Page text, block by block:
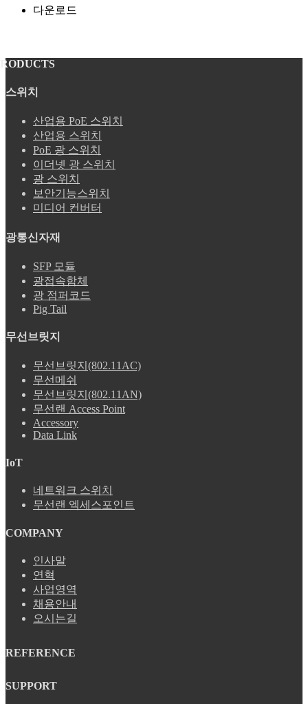
다운로드
스위치
산업용 PoE 스위치
산업용 스위치
PoE 광 스위치
이더넷 광 스위치
광 스위치
보안기능스위치
미디어 컨버터
광통신자재
SFP 모듈
광접속함체
광 점퍼코드
Pig Tail
무선브릿지
무선브릿지(802.11AC)
무선메쉬
무선브릿지(802.11AN)
무선랜 Access Point
Accessory
Data Link
IoT
네트워크 스위치
무선랜 엑세스포인트
COMPANY
인사말
연혁
사업영역
채용안내
오시는길
REFERENCE
SUPPORT